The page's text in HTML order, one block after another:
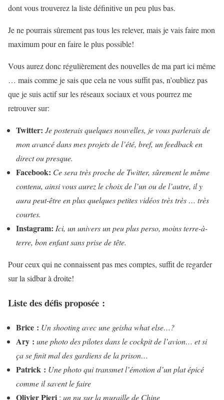
dont vous trouverez la liste définitive un peu plus bas.
Je ne pourrais sûrement pas tous les relever, mais je vais faire mon
maximum pour en faire le plus possible!
Vous aurez donc régulièrement des nouvelles de ma part ici même
… mais comme je sais que cela ne vous suffit pas, n’oubliez pas
que je suis actif sur les réseaux sociaux et vous pourrez me
retrouver sur:
Twitter: Je posterais quelques nouvelles, je vous parlerais de
mon avancé dans mes projets de l’été, bref, un feedback en
direct ou presque.
Facebook: Ce sera très proche de Twitter, sûrement le même
contenu, ainsi vous aurez le choix de l’un ou de l’autre, il y
aura peut-être en plus quelques petites vidéos très très … très
courtes.
Instagram: Ici, un univers un peu plus perso, moins terre-à-
terre, bon enfant sans prise de tête.
Pour ceux qui ne connaissent pas mes comptes, suffit de regarder
sur la sidbar à droite!
Liste des défis proposée :
Brice : Un shooting avec une geisha what else…?
Ary : une photo des pilotes dans le cockpit de l’avion… et si
ça se finit mal des gardiens de la prison…
Patrick : Une photo qui transmet l’émotion d’un plat épicé
comme il savent le faire
Olivier Pieri : un nu sur la muraille de Chine